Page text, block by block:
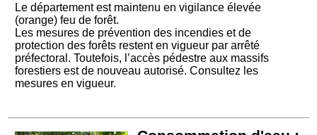
Le département est maintenu en vigilance élevée
(orange) feu de forêt.
Les mesures de prévention des incendies et de
protection des forêts restent en vigueur par arrêté
préfectoral. Toutefois, l’accès pédestre aux massifs
forestiers est de nouveau autorisé. Consultez les
mesures en vigueur.